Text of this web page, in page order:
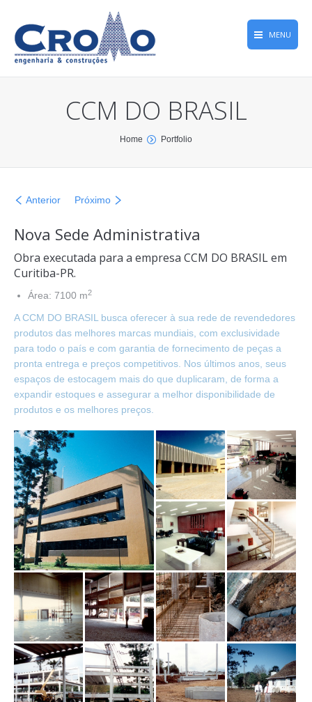
MENU
Obras
Empresa
Qualidade
Contato
CCM DO BRASIL
Home Portfolio
Anterior Próximo
Nova Sede Administrativa
Obra executada para a empresa CCM DO BRASIL em
Curitiba-PR.
Área: 7100 m2
A CCM DO BRASIL busca oferecer à sua rede de revendedores
produtos das melhores marcas mundiais, com exclusividade
para todo o país e com garantia de fornecimento de peças a
pronta entrega e preços competitivos. Nos últimos anos, seus
espaços de estocagem mais do que duplicaram, de forma a
expandir estoques e assegurar a melhor disponibilidade de
produtos e os melhores preços.